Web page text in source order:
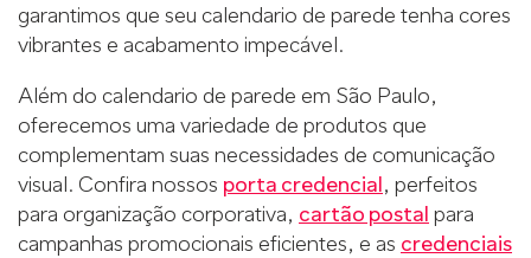
garantimos que seu calendario de parede tenha cores
vibrantes e acabamento impecável.
Além do calendario de parede em São Paulo,
oferecemos uma variedade de produtos que
complementam suas necessidades de comunicação
visual. Confira nossos porta credencial, perfeitos
para organização corporativa, cartão postal para
campanhas promocionais eficientes, e as credenciais